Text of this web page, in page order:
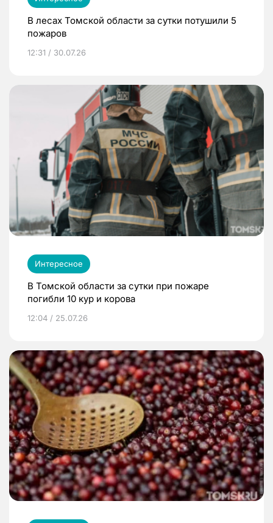
В лесах Томской области за сутки потушили 5
пожаров
12:31 / 30.07.26
Интересное
В Томской области за сутки при пожаре
погибли 10 кур и корова
12:04 / 25.07.26